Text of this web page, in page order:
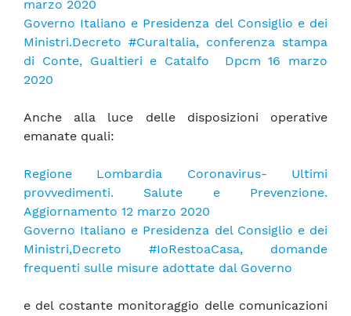
marzo 2020
Governo Italiano e Presidenza del Consiglio e dei
Ministri.Decreto #CuraItalia, conferenza stampa
di Conte, Gualtieri e Catalfo Dpcm 16 marzo
2020
Anche alla luce delle disposizioni operative
emanate quali:
Regione Lombardia Coronavirus- Ultimi
provvedimenti. Salute e Prevenzione.
Aggiornamento 12 marzo 2020
Governo Italiano e Presidenza del Consiglio e dei
Ministri,Decreto #IoRestoaCasa, domande
frequenti sulle misure adottate dal Governo
e del costante monitoraggio delle comunicazioni